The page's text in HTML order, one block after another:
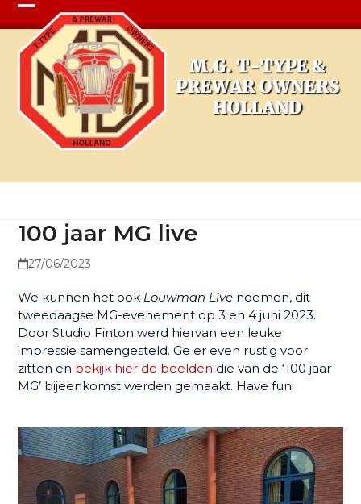
Open
mobile
menu
Close
mobile
menu
100 jaar MG live
27/06/2023
We kunnen het ook Louwman Live noemen, dit
tweedaagse MG-evenement op 3 en 4 juni 2023.
Door Studio Finton werd hiervan een leuke
impressie samengesteld. Ge er even rustig voor
zitten en bekijk hier de beelden die van de ‘100 jaar
MG’ bijeenkomst werden gemaakt. Have fun!